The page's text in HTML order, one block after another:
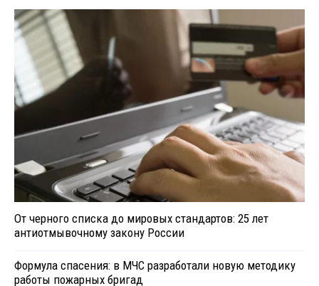
От черного списка до мировых стандартов: 25 лет
антиотмывочному закону России
Формула спасения: в МЧС разработали новую методику
работы пожарных бригад